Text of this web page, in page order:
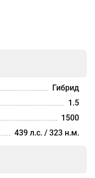
Гибрид
1.5
1500
439 л.с. / 323 н.м.